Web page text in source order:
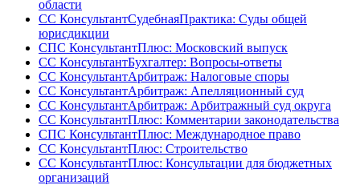
области
СС КонсультантСудебнаяПрактика: Суды общей
юрисдикции
СПС КонсультантПлюс: Московский выпуск
СС КонсультантБухгалтер: Вопросы-ответы
СС КонсультантАрбитраж: Налоговые споры
СС КонсультантАрбитраж: Апелляционный суд
СС КонсультантАрбитраж: Арбитражный суд округа
СС КонсультантПлюс: Комментарии законодательства
СПС КонсультантПлюс: Международное право
СС КонсультантПлюс: Строительство
СС КонсультантПлюс: Консультации для бюджетных
организаций